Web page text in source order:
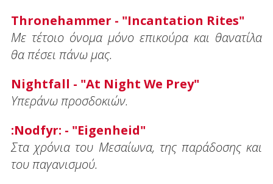
Thronehammer - "Incantation Rites"
Με τέτοιο όνομα μόνο επικούρα και θανατίλα
θα πέσει πάνω μας.
Nightfall - "At Night We Prey"
Υπεράνω προσδοκιών.
:Nodfyr: - "Eigenheid"
Στα χρόνια του Μεσαίωνα, της παράδοσης και
του παγανισμού.